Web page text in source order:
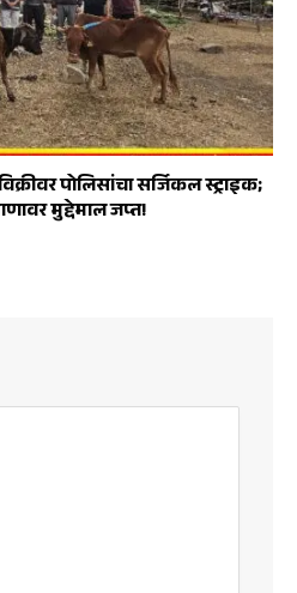
पोलिसांचा सर्जिकल स्ट्राइक;
मुद्देमाल जप्त!